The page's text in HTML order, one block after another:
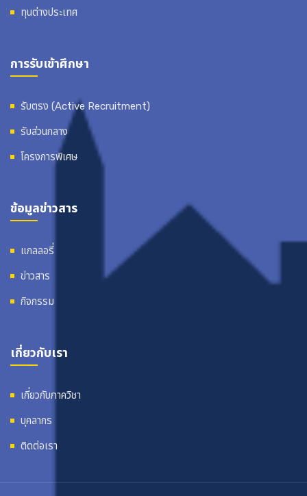
ทุนต่างประเทศ
การรับเข้าศึกษา
รับตรง (Active Recruitment)
รับส่วนกลาง
โครงการพิเศษ
ข้อมูลข่าวสาร
แกลลอรี่
ข่าวสาร
กิจกรรม
เกี่ยวกับเรา
เกี่ยวกับภาควิชา
บุคลากร
ติดต่อเรา